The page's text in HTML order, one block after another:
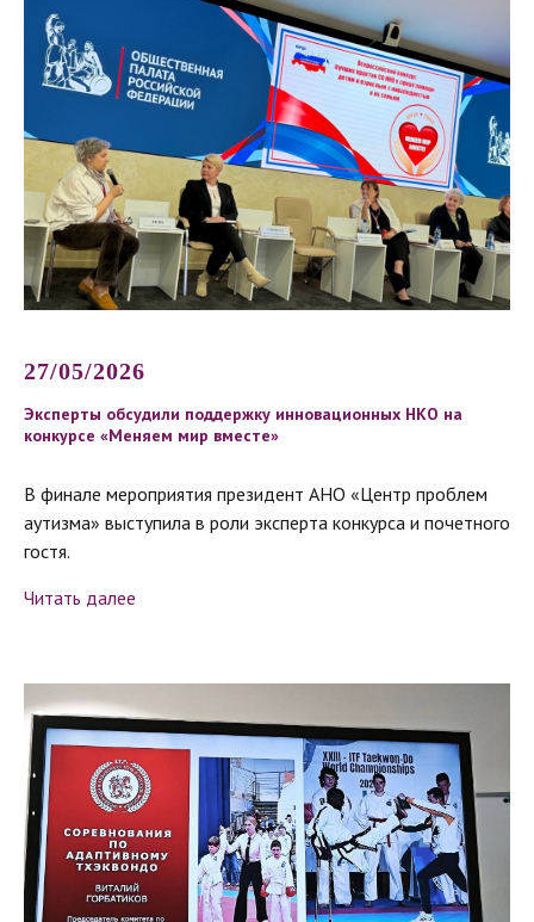
27/05/2026
Эксперты обсудили поддержку инновационных НКО на
конкурсе «Меняем мир вместе»
В финале мероприятия президент АНО «Центр проблем
аутизма» выступила в роли эксперта конкурса и почетного
гостя.
Читать далее